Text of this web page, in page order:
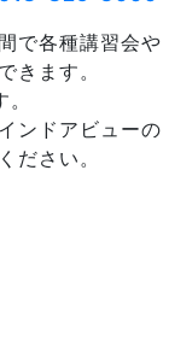
で各種講習会や
きます。
ンドアビューの
ださい。